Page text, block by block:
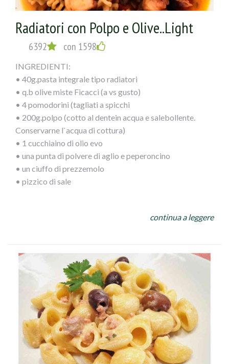
Radiatori con Polpo e Olive..Light
6392 con 1598
INGREDIENTI:
• 40g.pasta integrale tipo radiatori
• q.b olive miste Ficacci (a vs gusto)
• 4 pomodorini (tagliati a spicchi
• 200g.polpo (cotto al dentein acqua e salebollente.
Conservarne l`acqua di cottura)
• 1 cucchiaino di olio evo
• una punta di polvere di aglio e peperoncino
• un ciuffo di prezzemolo
• pizzico di sale
Dopo aver cotto il polpo tagliarlo a pezzetti piccoli e
bagnarlo con mezzo bicchiere di acqua di cottura del
polpo. Fare amalgamarequalche minuto e versarele olive,
i pomodorinied il sale, lasciando appassire.
Nel frattempo avremo cotto la pasta che
verseretegrondante di acqua nella padella
e lascerete mantecare il tutto!
continua a leggere